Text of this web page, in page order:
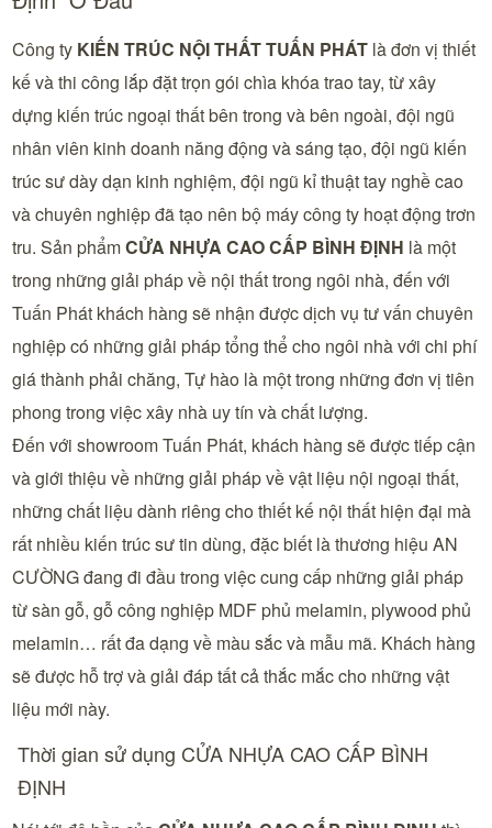
Công ty KIẾN TRÚC NỘI THẤT TUẤN PHÁT là đơn vị thiết
kế và thi công lắp đặt trọn gói chìa khóa trao tay, từ xây
dựng kiến trúc ngoại thất bên trong và bên ngoài, đội ngũ
nhân viên kinh doanh năng động và sáng tạo, đội ngũ kiến
trúc sư dày dạn kinh nghiệm, đội ngũ kỉ thuật tay nghề cao
và chuyên nghiệp đã tạo nên bộ máy công ty hoạt động trơn
tru. Sản phẩmCỬA NHỰA CAO CẤP BÌNH ĐỊNH là một
trong những giải pháp về nội thất trong ngôi nhà, đến với
Tuấn Phát khách hàng sẽ nhận được dịch vụ tư vấn chuyên
nghiệp có những giải pháp tổng thể cho ngôi nhà với chi phí
giá thành phải chăng, Tự hào là một trong những đơn vị tiên
phong trong việc xây nhà uy tín và chất lượng.
Đến với showroom Tuấn Phát, khách hàng sẽ được tiếp cận
và giới thiệu về những giải pháp về vật liệu nội ngoại thất,
những chất liệu dành riêng cho thiết kế nội thất hiện đại mà
rất nhiều kiến trúc sư tin dùng, đặc biết là thương hiệu AN
CƯỜNG đang đi đầu trong việc cung cấp những giải pháp
từ sàn gỗ, gỗ công nghiệp MDF phủ melamin, plywood phủ
melamin… rất đa dạng về màu sắc và mẫu mã. Khách hàng
sẽ được hỗ trợ và giải đáp tất cả thắc mắc cho những vật
liệu mới này.
Thời gian sử dụng CỬA NHỰA CAO CẤP BÌNH
ĐỊNH